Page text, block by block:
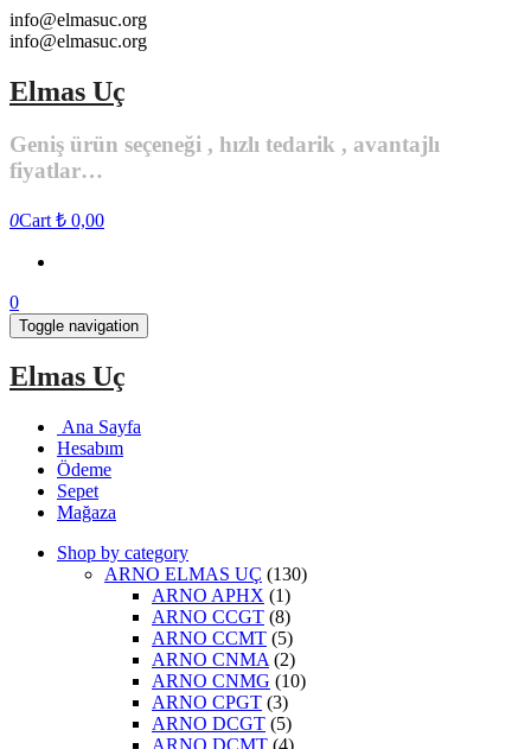
Skip
to
content
info@elmasuc.org
info@elmasuc.org
Elmas Uç
Geniş ürün seçeneği , hızlı tedarik , avantajlı
fiyatlar…
0Cart ₺ 0,00
0
Toggle navigation
Elmas Uç
Ana Sayfa
Hesabım
Ödeme
Sepet
Mağaza
Shop by category
ARNO ELMAS UÇ (130)
ARNO APHX (1)
ARNO CCGT (8)
ARNO CCMT (5)
ARNO CNMA (2)
ARNO CNMG (10)
ARNO CPGT (3)
ARNO DCGT (5)